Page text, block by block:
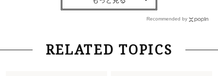
【40代コンサバ派】白Tシャツは「パール×ゴー
Lifestyle 2026.7.29
「お若いですね」は褒め言葉？“若い＝美しい”と
Recommended by
RELATED TOPICS